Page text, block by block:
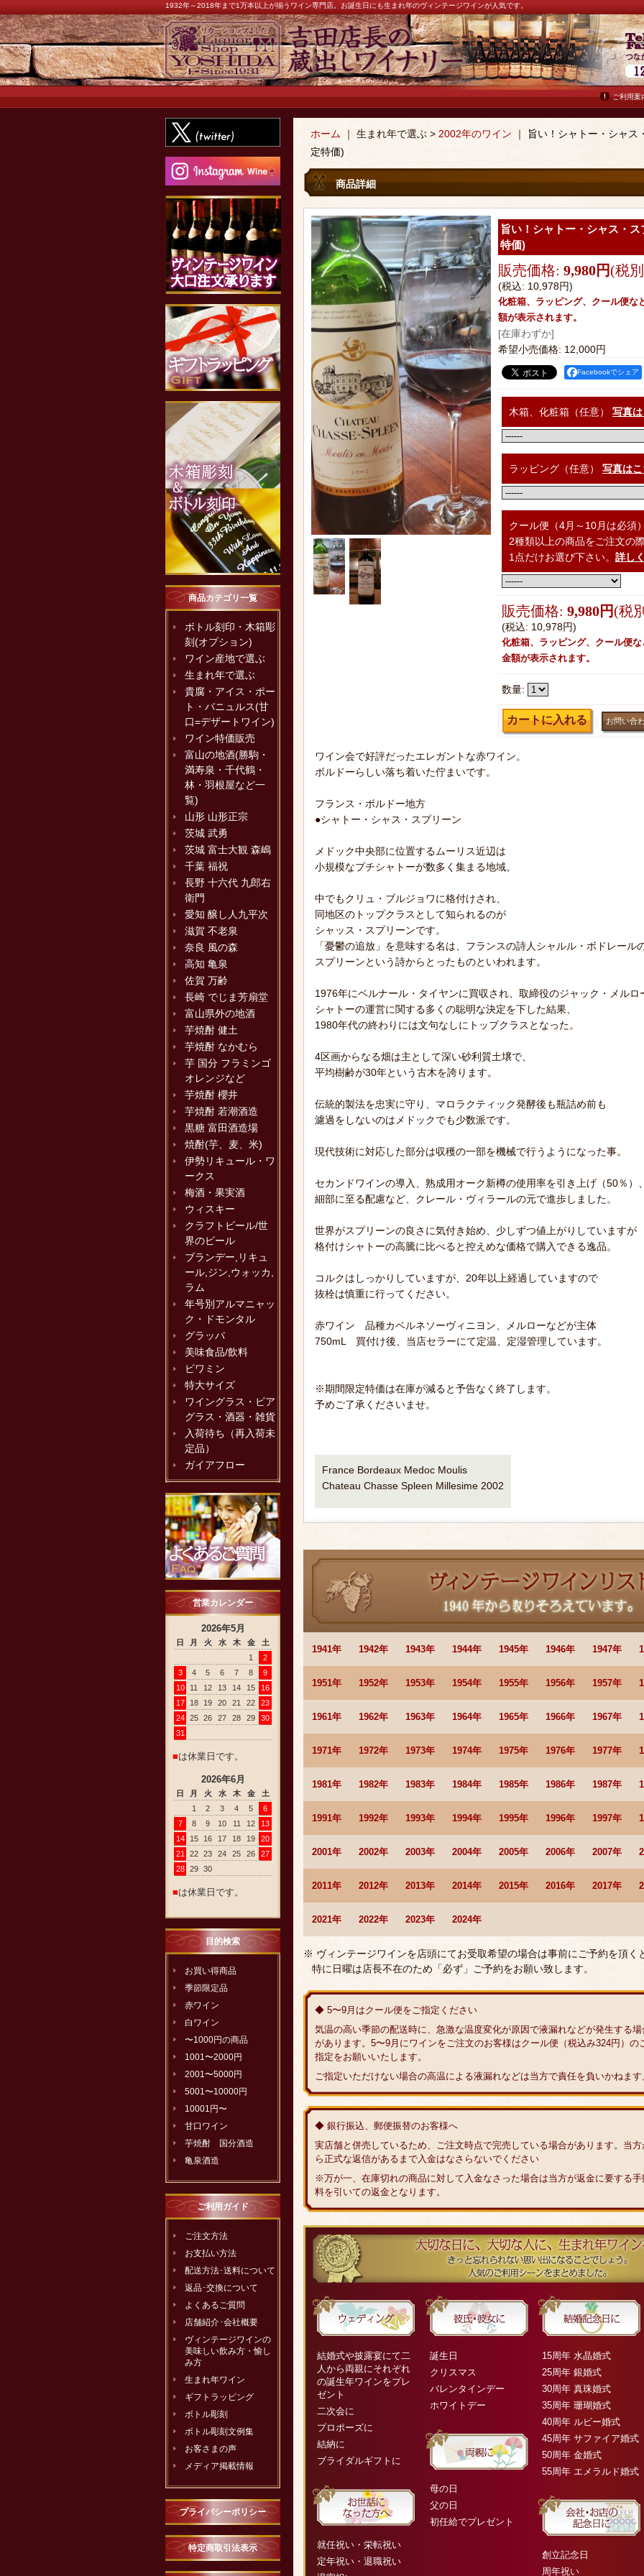
1932年～2018年まで1万本以上が揃うワイン専門店。お誕生日にも生まれ年のヴィンテージワインが人気です。
ご利用案
商品カテゴリ一覧
ボトル刻印・木箱彫
刻(オプション)
ワイン産地で選ぶ
生まれ年で選ぶ
貴腐・アイス・ポー
ト・バニュルス(甘
口=デザートワイン)
ワイン特価販売
富山の地酒(勝駒・
満寿泉・千代鶴・
林・羽根屋など一
覧)
山形 山形正宗
茨城 武勇
茨城 富士大観 森嶋
千葉 福祝
長野 十六代 九郎右
衛門
愛知 醸し人九平次
滋賀 不老泉
奈良 風の森
高知 亀泉
佐賀 万齢
長崎 でじま芳扇堂
富山県外の地酒
芋焼酎 健土
芋焼酎 なかむら
芋 国分 フラミンゴ
オレンジなど
芋焼酎 櫻井
芋焼酎 若潮酒造
黒糖 富田酒造場
焼酎(芋、麦、米)
伊勢リキュール・ワ
ークス
梅酒・果実酒
ウィスキー
クラフトビール/世
界のビール
ブランデー,リキュ
ール,ジン,ウォッカ,
ラム
年号別アルマニャッ
ク・ドモンタル
グラッパ
美味食品/飲料
ビワミン
特大サイズ
ワイングラス・ビア
グラス・酒器・雑貨
入荷待ち（再入荷未
定品）
ガイアフロー
営業カレンダー
2026年5月
日 月 火 水 木 金
土
1
2
3
4 5 6 7 8
9
10
11 12 13 14 15
16
17
18 19 20 21 22
23
24
25 26 27 28 29
30
31
■は休業日です。
2026年6月
日 月 火 水 木 金
土
1
2 3 4 5
6
7
8 9 10 11 12
13
14
15 16 17 18 19
20
21
22 23 24 25 26
27
28
29 30
■は休業日です。
目的検索
お買い得商品
季節限定品
赤ワイン
白ワイン
〜1000円の商品
1001〜2000円
2001〜5000円
5001〜10000円
10001円〜
甘口ワイン
芋焼酎 国分酒造
亀泉酒造
ご利用ガイド
ご注文方法
お支払い方法
配送方法･送料について
返品･交換について
よくあるご質問
店舗紹介･会社概要
ヴィンテージワインの
美味しい飲み方・愉し
み方
生まれ年ワイン
ギフトラッピング
ボトル彫刻
ボトル彫刻文例集
お客さまの声
メディア掲載情報
プライバシーポリシー
特定商取引法表示
ホーム ｜ 生まれ年で選ぶ > 2002年のワイン ｜
旨い！シャトー・シャス
定特価)
商品詳細
旨い！シャトー・シャス・
特価)
販売価格: 9,980円(税
(税込: 10,978円)
化粧箱、ラッピング、クール便な
額が表示されます。
[在庫わずか]
希望小売価格: 12,000円
Facebookでシェア
木箱、化粧箱（任意） 写真
ラッピング（任意） 写真は
クール便（4月～10月は必須
2種類以上の商品をご注文の
1点だけお選び下さい。 詳し
販売価格: 9,980円(税
(税込: 10,978円)
化粧箱、ラッピング、クール便
金額が表示されます。
数量:
ワイン会で好評だったエレガントな赤ワイン。
ボルドーらしい落ち着いた佇まいです。
フランス・ボルドー地方
●シャトー・シャス・スプリーン
メドック中央部に位置するムーリス近辺は
小規模なプチシャトーが数多く集まる地域。
中でもクリュ・ブルジョワに格付けされ、
同地区のトップクラスとして知られるのが
シャッス・スプリーンです。
「憂鬱の追放」を意味する名は、フランスの詩人シャルル・ボドレール
スプリーンという詩からとったものといわれます。
1976年にベルナール・タイヤンに買収され、取締役のジャック・メルロ
シャトーの運営に関する多くの聡明な決定を下した結果、
1980年代の終わりには文句なしにトップクラスとなった。
4区画からなる畑は主として深い砂利質土壌で、
平均樹齢が30年という古木を誇ります。
伝統的製法を忠実に守り、マロラクティック発酵後も瓶詰め前も
濾過をしないのはメドックでも少数派です。
現代技術に対応した部分は収穫の一部を機械で行うようになった事。
セカンドワインの導入、熟成用オーク新樽の使用率を引き上げ（50％）
細部に至る配慮など、クレール・ヴィラールの元で進歩しました。
世界がスプリーンの良さに気付き始め、少しずつ値上がりしていますが
格付けシャトーの高騰に比べると控えめな価格で購入できる逸品。
コルクはしっかりしていますが、20年以上経過していますので
抜栓は慎重に行ってください。
赤ワイン 品種カベルネソーヴィニヨン、メルローなどが主体
750mL 買付け後、当店セラーにて定温、定湿管理しています。
※期間限定特価は在庫が減ると予告なく終了します。
予めご了承くださいませ。
France Bordeaux Medoc Moulis
Chateau Chasse Spleen Millesime 2002
1941年 1942年 1943年 1944年 1945年 1946年 1947年
1951年 1952年 1953年 1954年 1955年 1956年 1957年
1961年 1962年 1963年 1964年 1965年 1966年 1967年
1971年 1972年 1973年 1974年 1975年 1976年 1977年
1981年 1982年 1983年 1984年 1985年 1986年 1987年
1991年 1992年 1993年 1994年 1995年 1996年 1997年
2001年 2002年 2003年 2004年 2005年 2006年 2007年
2011年 2012年 2013年 2014年 2015年 2016年 2017年
2021年 2022年 2023年 2024年
※ ヴィンテージワインを店頭にてお受取希望の場合は事前にご予約を頂く
特に日曜は店長不在のため「必ず」ご予約をお願い致します。
◆ 5〜9月はクール便をご指定ください
気温の高い季節の配送時に、急激な温度変化が原因で液漏れなどが発生する場
があります。5〜9月にワインをご注文のお客様はクール便（税込み324円）の
指定をお願いいたします。
ご指定いただけない場合の高温による液漏れなどは当方で責任を負いかねます
◆ 銀行振込、郵便振替のお客様へ
実店舗と併売しているため、ご注文時点で完売している場合があります。当方
ら正式な返信があるまで入金はなさらないでください
※万が一、在庫切れの商品に対して入金なさった場合は当方が返金に要する手
料を引いての返金となります。
結婚式や披露宴にて二
人から両親にそれぞれ
の誕生年ワインをプレ
ゼント
二次会に
プロポーズに
結納に
ブライダルギフトに
就任祝い・栄転祝い
定年祝い・退職祝い
誕生日
クリスマス
バレンタインデー
ホワイトデー
母の日
父の日
初任給でプレゼント
15周年 水晶婚式
25周年 銀婚式
30周年 真珠婚式
35周年 珊瑚婚式
40周年 ルビー婚式
45周年 サファイア婚式
50周年 金婚式
55周年 エメラルド婚式
創立記念日
周年祝い